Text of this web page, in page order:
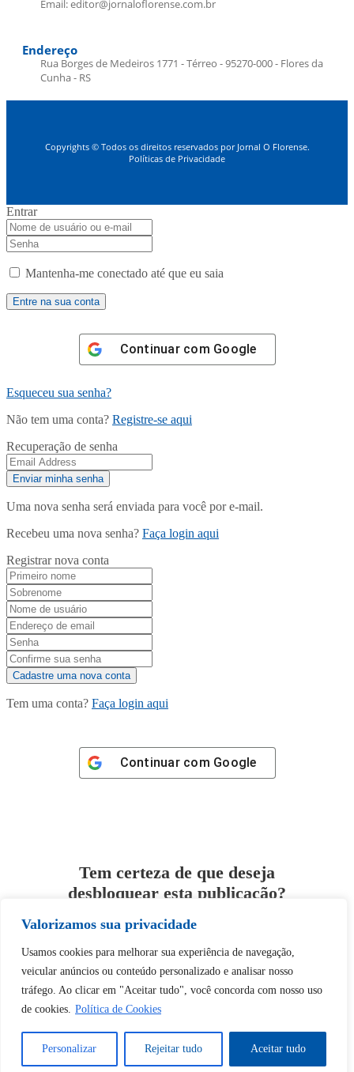
Valorizamos sua privacidade
Usamos cookies para melhorar sua experiência de navegação,
veicular anúncios ou conteúdo personalizado e analisar nosso
tráfego. Ao clicar em "Aceitar tudo", você concorda com nosso uso
de cookies. Política de Cookies
Personalizar Rejeitar tudo Aceitar tudo
Email: editor@jornaloflorense.com.br
Endereço
Rua Borges de Medeiros 1771 - Térreo - 95270-000 - Flores da
Cunha - RS
Copyrights © Todos os direitos reservados por Jornal O Florense.
Políticas de Privacidade
Entrar
Mantenha-me conectado até que eu saia
Continuar com Google
Esqueceu sua senha?
Não tem uma conta? Registre-se aqui
Recuperação de senha
Uma nova senha será enviada para você por e-mail.
Recebeu uma nova senha? Faça login aqui
Registrar nova conta
Tem uma conta? Faça login aqui
Continuar com Google
Tem certeza de que deseja
desbloquear esta publicação?
Sim Não